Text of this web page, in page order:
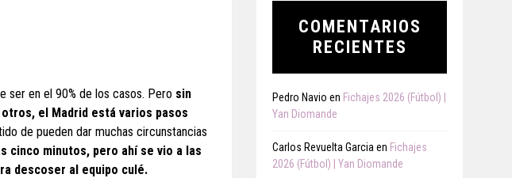
ser en el 90% de los casos. Pero sin
el Madrid está varios pasos
de pueden dar muchas circunstancias
cinco minutos, pero ahí se vio a las
descoser al equipo culé.
COMENTARIOS
RECIENTES
Pedro Navio en Fichajes 2026 (Fútbol) |
Yan Diomande
Carlos Revuelta Garcia en Fichajes
2026 (Fútbol) | Yan Diomande